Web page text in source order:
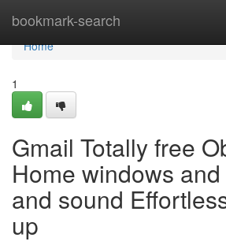
bookmark-search
Home
Home
1
Gmail Totally free
Home windows
and sound
up